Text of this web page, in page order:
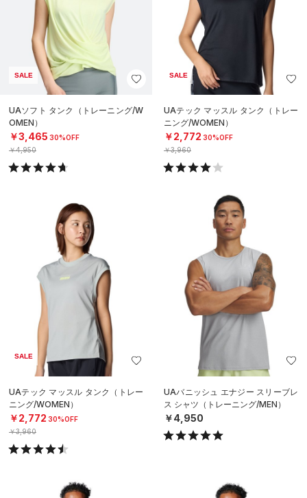
SALE
UAソフト タンク（トレーニング/W
OMEN）
￥3,465 30%OFF
￥4,950
SALE
UAテック マッスル タンク（トレー
ニング/WOMEN）
￥2,772 30%OFF
￥3,960
SALE
UAテック マッスル タンク（トレー
ニング/WOMEN）
￥2,772 30%OFF
￥3,960
UAバニッシュ エナジー スリーブレ
ス シャツ（トレーニング/MEN）
￥4,950